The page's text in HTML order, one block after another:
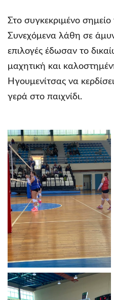
Στο συγκεκριμένο
Συνεχόμενα λάθη σε
επιλογές έδωσαν το
μαχητική και
Ηγουμενίτσας να
γερά στο παιχνίδι.